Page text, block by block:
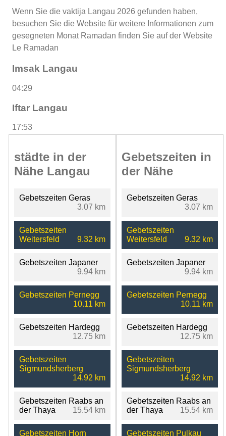
Wenn Sie die vaktija Langau 2026 gefunden haben,
besuchen Sie die Website für weitere Informationen zum
gesegneten Monat Ramadan finden Sie auf der Website
Le Ramadan
Imsak Langau
04:29
Iftar Langau
17:53
städte in der
Nähe Langau
Gebetszeiten Geras
3.07 km
Gebetszeiten
Weitersfeld
9.32 km
Gebetszeiten Japaner
9.94 km
Gebetszeiten Pernegg
10.11 km
Gebetszeiten Hardegg
12.75 km
Gebetszeiten
Sigmundsherberg
14.92 km
Gebetszeiten Raabs an
der Thaya
15.54 km
Gebetszeiten Horn
Gebetszeiten in
der Nähe
Gebetszeiten Geras
3.07 km
Gebetszeiten
Weitersfeld
9.32 km
Gebetszeiten Japaner
9.94 km
Gebetszeiten Pernegg
10.11 km
Gebetszeiten Hardegg
12.75 km
Gebetszeiten
Sigmundsherberg
14.92 km
Gebetszeiten Raabs an
der Thaya
15.54 km
Gebetszeiten Pulkau